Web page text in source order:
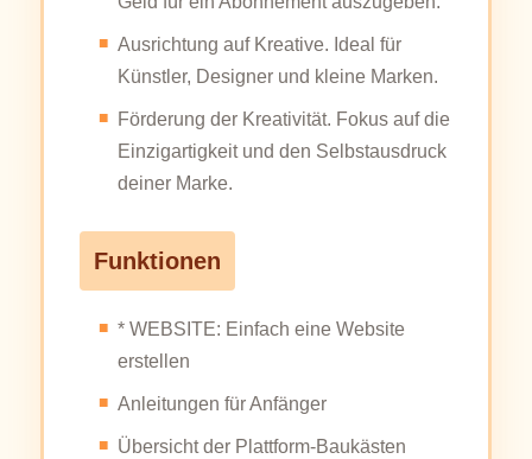
Ausrichtung auf Kreative. Ideal für
Künstler, Designer und kleine Marken.
Förderung der Kreativität. Fokus auf die
Einzigartigkeit und den Selbstausdruck
deiner Marke.
Funktionen
* WEBSITE: Einfach eine Website
erstellen
Anleitungen für Anfänger
Übersicht der Plattform-Baukästen